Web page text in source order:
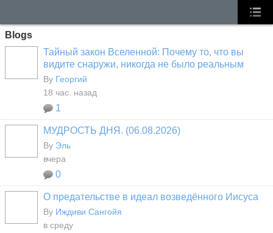
Blogs
Тайный закон Вселенной: Почему то, что вы
видите снаружи, никогда не было реальным
By Георгий
18 час. назад
1
МУДРОСТЬ ДНЯ. (06.08.2026)
By Эль
вчера
0
О предательстве в идеал возведённого Иисуса
By Иждиви Сангойя
в среду